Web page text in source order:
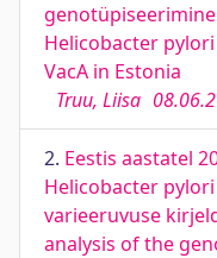
Helicobacter
VacA in Estonia
Truu, Liisa
2. Eestis aastatel
Helicobacter
varieeruvuse
analysis of the